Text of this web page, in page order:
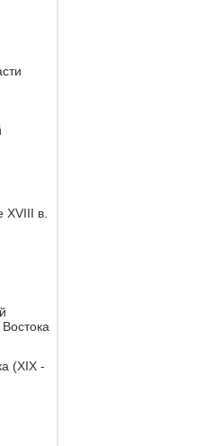
XVIII в.
(XIX -